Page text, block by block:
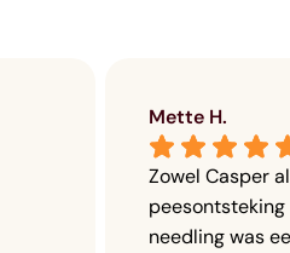
Mette H.
Zowel Casper
peesontsteking
needling was